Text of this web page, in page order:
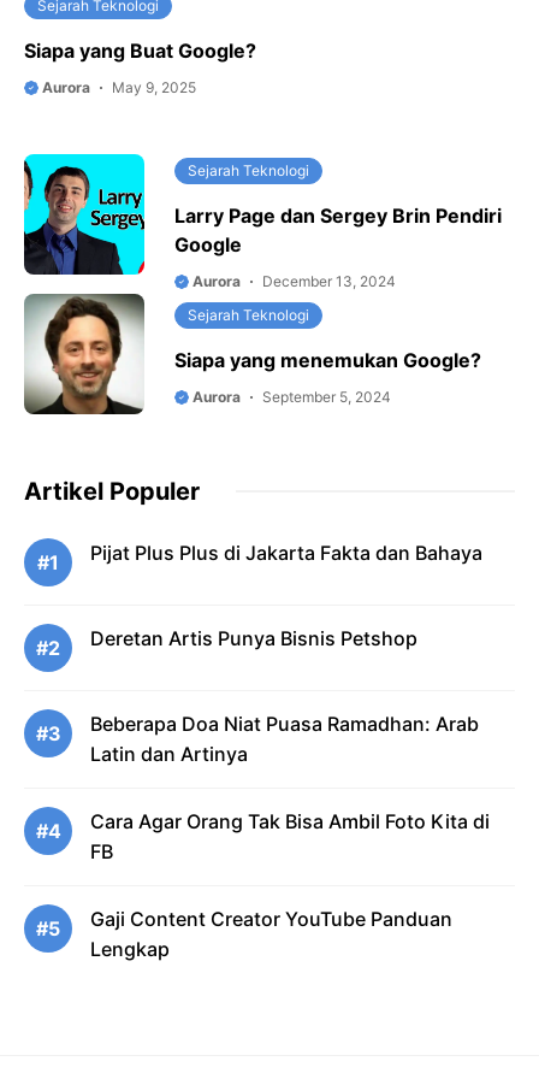
Sejarah Teknologi
Siapa yang Buat Google?
Aurora May 9, 2025
Sejarah Teknologi
Larry Page dan Sergey Brin Pendiri
Google
Aurora
December 13, 2024
Sejarah Teknologi
Siapa yang menemukan Google?
Aurora September 5, 2024
Artikel Populer
#1 Pijat Plus Plus di Jakarta Fakta dan Bahaya
#2 Deretan Artis Punya Bisnis Petshop
#3
Beberapa Doa Niat Puasa Ramadhan: Arab
Latin dan Artinya
#4
Cara Agar Orang Tak Bisa Ambil Foto Kita di
FB
#5
Gaji Content Creator YouTube Panduan
Lengkap